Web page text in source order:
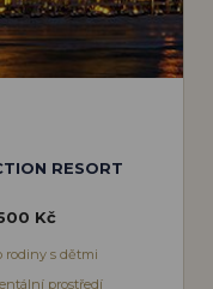
RESORT
Kč
rodiny s dětmi
prostředí